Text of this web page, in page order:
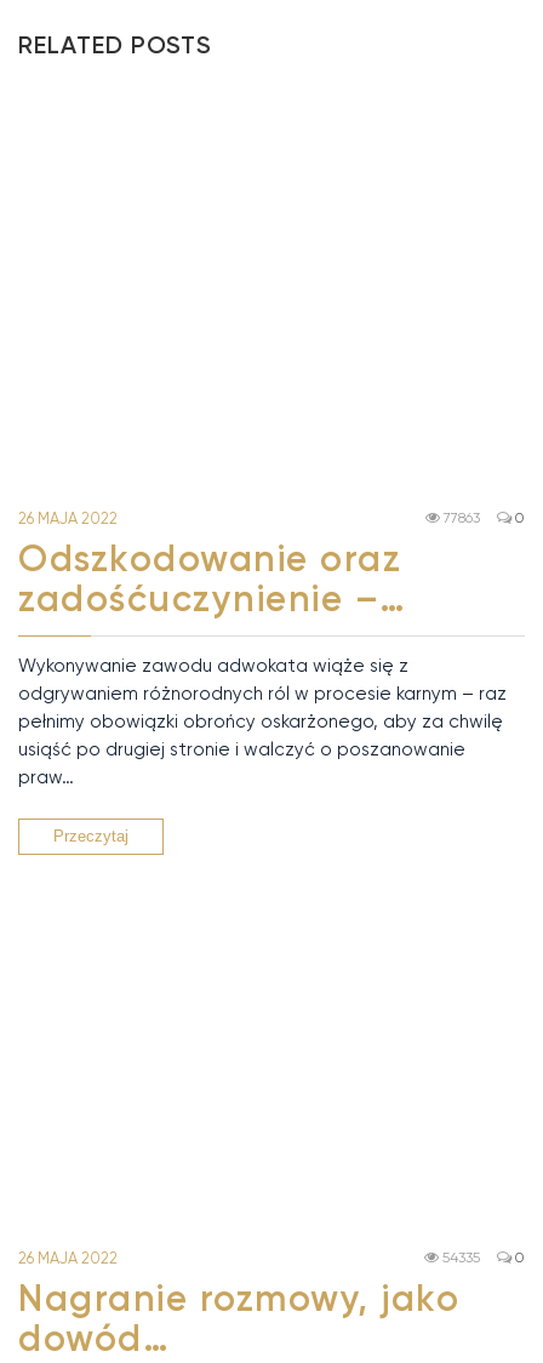
RELATED POSTS
26 MAJA 2022 0
77863
Odszkodowanie oraz
zadośćuczynienie –…
Wykonywanie zawodu adwokata wiąże się z
odgrywaniem różnorodnych ról w procesie karnym – raz
pełnimy obowiązki obrońcy oskarżonego, aby za chwilę
usiąść po drugiej stronie i walczyć o poszanowanie
praw…
Przeczytaj
26 MAJA 2022 0
54335
Nagranie rozmowy, jako
dowód…